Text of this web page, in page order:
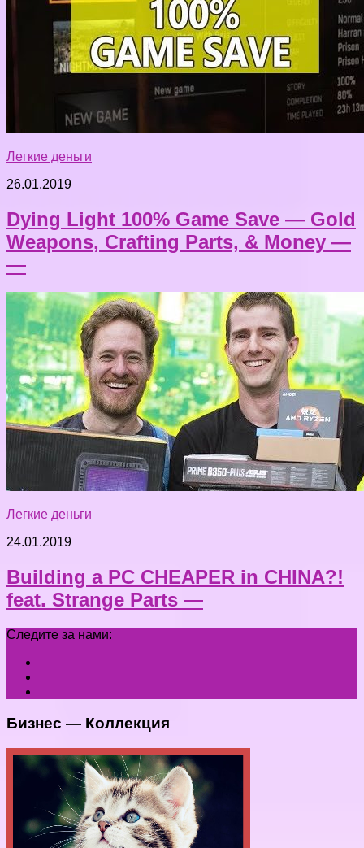
Легкие деньги
26.01.2019
Dying Light 100% Game Save — Gold
Weapons, Crafting Parts, & Money —
—
Легкие деньги
24.01.2019
Building a PC CHEAPER in CHINA?!
feat. Strange Parts —
Следите за нами:
Бизнес — Коллекция